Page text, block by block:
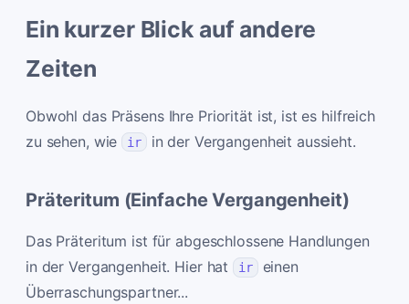
Ein kurzer Blick auf andere
Zeiten
Obwohl das Präsens Ihre Priorität ist, ist es hilfreich
zu sehen, wie ir in der Vergangenheit aussieht.
Präteritum (Einfache Vergangenheit)
Das Präteritum ist für abgeschlossene Handlungen
in der Vergangenheit. Hier hat ir einen
Überraschungspartner...